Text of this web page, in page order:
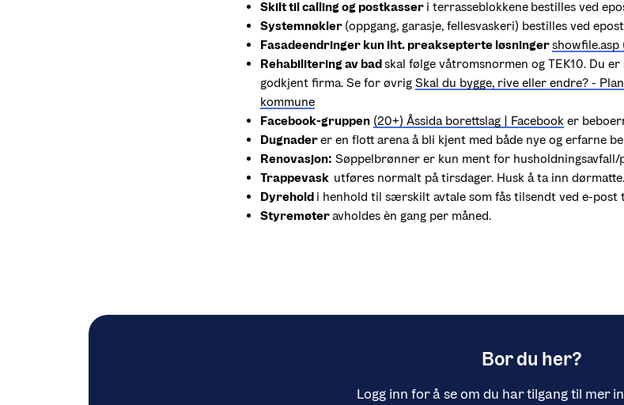
Skilt til calling og postkasser i terrasseblokkene bestilles ved
Systemnøkler (oppgang, garasje, fellesvaskeri) bestilles ved
Fasadeendringer kun iht. preaksepterte løsninger showfile.asp
Rehabilitering av bad skal følge våtromsnormen og TEK10. Du
godkjent firma. Se for øvrig Skal du bygge, rive eller endre? -
kommune
Facebook-gruppen (20+) Åssida borettslag | Facebook er
Dugnader er en flott arena å bli kjent med både nye og erfarne
Renovasjon: Søppelbrønner er kun ment for husholdningsavfall/
Trappevask utføres normalt på tirsdager. Husk å ta inn dørmatte.
Dyrehold i henhold til særskilt avtale som fås tilsendt ved e-post
Styremøter avholdes èn gang per måned.
Bor du her?
Logg inn for å se om du har tilgang til mer